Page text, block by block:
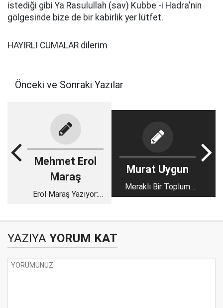
istediği gibi Ya Rasulullah (sav) Kubbe -i Hadra'nin
gölgesinde bize de bir kabirlik yer lütfet.
HAYIRLI CUMALAR dilerim
Önceki ve Sonraki Yazılar
Mehmet Erol
Maraş
Erol Maraş Yazıyor:
Murat Uygun
Meraklı Bir Toplum
Olduk…!!!
YAZIYA YORUM KAT